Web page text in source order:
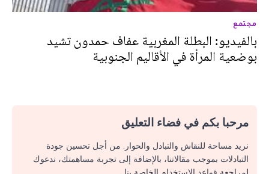
مجتمع
بالفيديو: البطلة المغربية عفاف حمدون تشيد
بوضعية المرأة في الأقاليم الجنوبية‎‎
مرحبا بكم في فضاء التعليق
نريد مساحة للنقاش والتبادل والحوار. من أجل تحسين جودة
التبادلات بموجب مقالاتنا، بالإضافة إلى تجربة مساهمتك، ندعوك
لمراجعة قواعد الاستخدام الخاصة بنا.